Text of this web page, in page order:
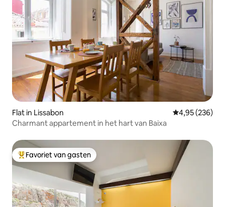
Flat in Lissabon Gemiddelde
4,95 (236)
Charmant appartement in het hart van Baixa
Topfavoriet van gasten
Favoriet van gasten